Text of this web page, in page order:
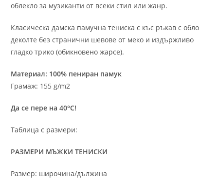
облекло за музиканти от всеки стил или жанр.
Класическа дамска памучна тениска с къс ръкав с обло
деколте без странични шевове от меко и издържливо
гладко трико (обикновено жарсе).
Материал: 100% пениран памук
Грамаж: 155 g/m2
Да се пере на 40°C!
Таблица с размери:
РАЗМЕРИ МЪЖКИ ТЕНИСКИ
Размер: широчина/дължина